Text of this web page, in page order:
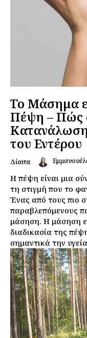
Το Μάσημα
Πέψη – Πώς
του Εντέρου
Δίαιτα
Η πέψη είναι μια
τη στιγμή που το
Ένας από τους πιο
παραβλεπόμενους
μάσηση. Η μάσηση
διαδικασία της
σημαντικά την